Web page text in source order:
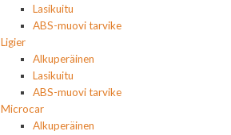
Lasikuitu
ABS-muovi tarvike
Ligier
Alkuperäinen
Lasikuitu
ABS-muovi tarvike
Microcar
Alkuperäinen